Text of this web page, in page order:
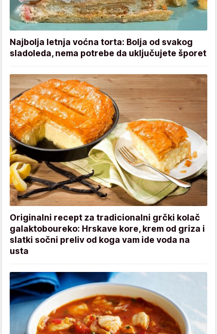
Najbolja letnja voćna torta: Bolja od svakog
sladoleda, nema potrebe da uključujete šporet
Originalni recept za tradicionalni grčki kolač
galaktoboureko: Hrskave kore, krem od griza i
slatki sočni preliv od koga vam ide voda na
usta